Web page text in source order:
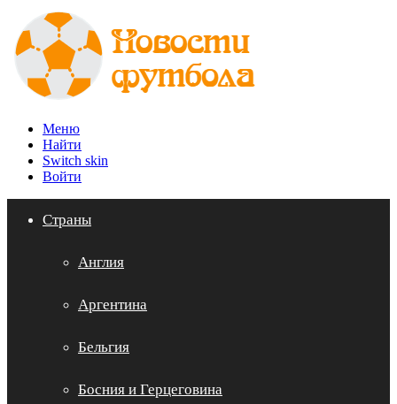
Меню
Найти
Switch skin
Войти
Страны
Англия
Аргентина
Бельгия
Босния и Герцеговина